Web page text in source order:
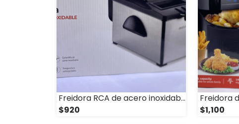
Freidora RCA de acero inoxidable
$920
$1,100